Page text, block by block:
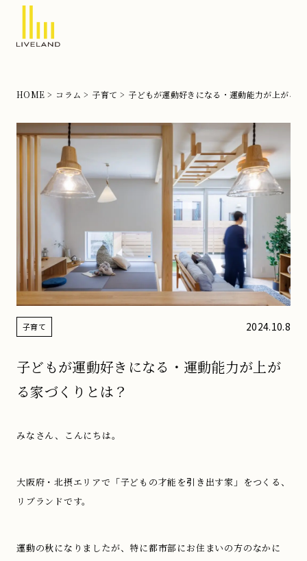
の
文
住
ラ
ン
ド
HOME コラム 子育て 子どもが運動好きになる・運動能力が上がる
子育て 2024.10.8
子どもが運動好きになる・運動能力が上が
る家づくりとは？
みなさん、こんにちは。
大阪府・北摂エリアで「子どもの才能を引き出す家」をつくる、
リブランドです。
運動の秋になりましたが、特に都市部にお住まいの方のなかに